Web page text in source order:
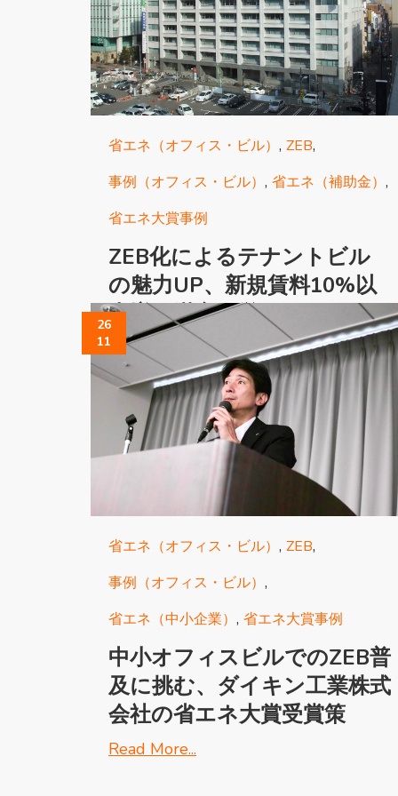
省エネ（オフィス・ビル） , ZEB,
事例（オフィス・ビル） , 省エネ（補助金） ,
省エネ大賞事例
ZEB化によるテナントビル
の魅力UP、新規賃料10%以
上増も満室経営
1965年4月に竣工した名古屋市中心部
のテナントビル「昭和ビル」。延床面
積19,431平方メートルのこのビルに、
省エネ話が持ち上がったのは2013...
Read More...
省エネ（オフィス・ビル） , ZEB,
事例（オフィス・ビル） ,
省エネ（中小企業） , 省エネ大賞事例
中小オフィスビルでのZEB普
及に挑む、ダイキン工業株式
会社の省エネ大賞受賞策
Read More...
26
11